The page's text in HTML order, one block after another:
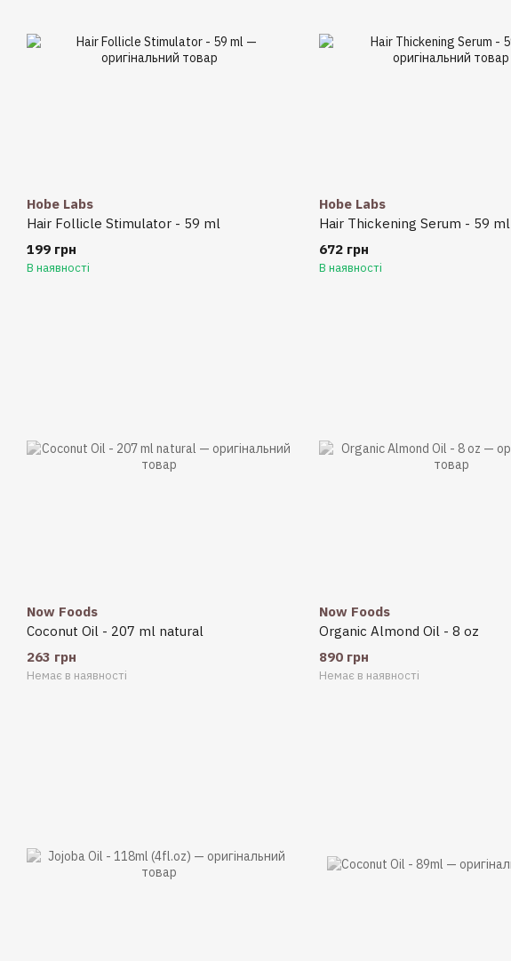
Hobe Labs
Hair Follicle Stimulator - 59 ml
199 грн
В наявності
Hobe Labs
Hair Thickening Serum - 59 ml
672 грн
В наявності
Now Foods
Coconut Oil - 207 ml natural
263 грн
Немає в наявності
Now Foods
Organic Almond Oil - 8 oz
890 грн
Немає в наявності